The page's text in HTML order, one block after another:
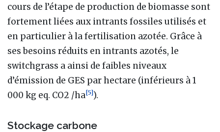
cours de l’étape de production de biomasse sont
fortement liées aux intrants fossiles utilisés et
en particulier à la fertilisation azotée. Grâce à
ses besoins réduits en intrants azotés, le
switchgrass a ainsi de faibles niveaux
d’émission de GES par hectare (inférieurs à 1
000 kg eq. CO2 /ha[5]).
Stockage carbone